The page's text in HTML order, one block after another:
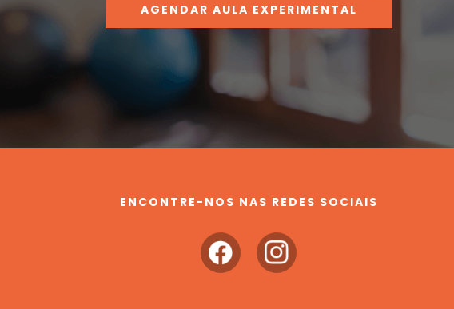
AGENDAR AULA EXPERIMENTAL
ENCONTRE-NOS NAS REDES SOCIAIS